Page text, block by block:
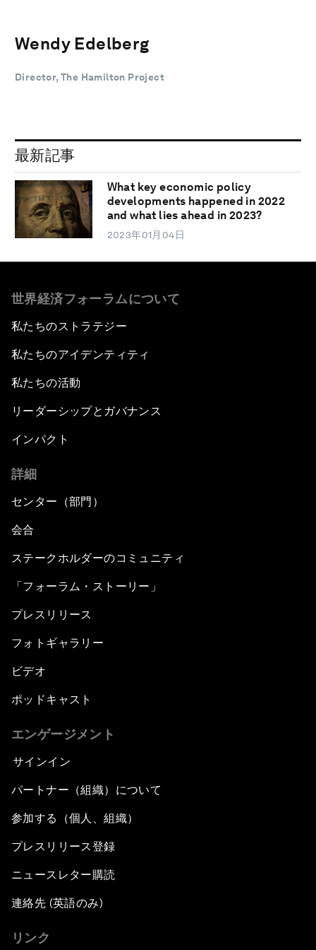
Wendy Edelberg
Director, The Hamilton Project
最新記事
What key economic policy
developments happened in 2022
and what lies ahead in 2023?
2023年01月04日
世界経済フォーラムについて
私たちのストラテジー
私たちのアイデンティティ
私たちの活動
リーダーシップとガバナンス
インパクト
詳細
センター（部門）
会合
ステークホルダーのコミュニティ
「フォーラム・ストーリー」
プレスリリース
フォトギャラリー
ビデオ
ポッドキャスト
エンゲージメント
サインイン
パートナー（組織）について
参加する（個人、組織）
プレスリリース登録
ニュースレター購読
連絡先 (英語のみ)
リンク